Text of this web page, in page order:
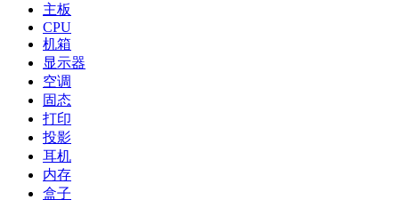
主板
CPU
机箱
显示器
空调
固态
打印
投影
耳机
内存
盒子